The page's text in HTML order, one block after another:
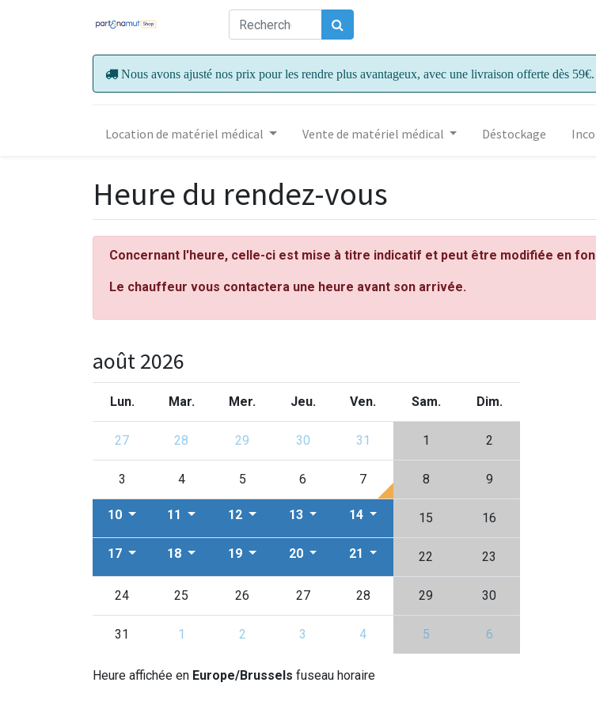
Nous avons ajusté nos prix pour les rendre plus avantageux, avec une livraison offerte dès
Location de matériel médical Vente de matériel médical Déstockage
Heure du rendez-vous
Concernant l'heure, celle-ci est mise à titre indicatif et peut être modifiée en
Le chauffeur vous contactera une heure avant son arrivée.
août 2026
Lun. Mar. Mer. Jeu. Ven. Sam. Dim.
27 28 29 30 31 1 2
3 4 5 6 7 8 9
10 11 12 13 14 15 16
17 18 19 20 21 22 23
24 25 26 27 28 29 30
31 1 2 3 4 5 6
Heure affichée en Europe/Brussels fuseau horaire